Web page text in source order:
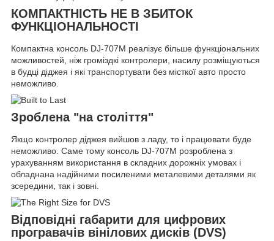
КОМПАКТНІСТЬ НЕ В ЗБИТОК
ФУНКЦІОНАЛЬНОСТІ
Компактна консоль DJ-707M реалізує більше функціональних
можливостей, ніж громіздкі контролери, насилу розміщуються
в будці діджея і які транспортувати без місткої авто просто
неможливо.
Зроблена "на століття"
Якщо контролер діджея вийшов з ладу, то і працювати буде
неможливо. Саме тому консоль DJ-707M розроблена з
урахуванням використання в складних дорожніх умовах і
обладнана надійними посиленими металевими деталями як
зсередини, так і зовні.
Відповідні габарити для цифрових
програвачів вінілових дисків (DVS)